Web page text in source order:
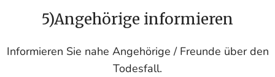
5)Angehörige informieren
Informieren Sie nahe Angehörige / Freunde über den
Todesfall.